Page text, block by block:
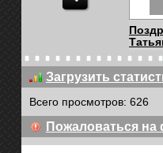
Загрузить
Всего просмотров: 626
Пожаловаться на